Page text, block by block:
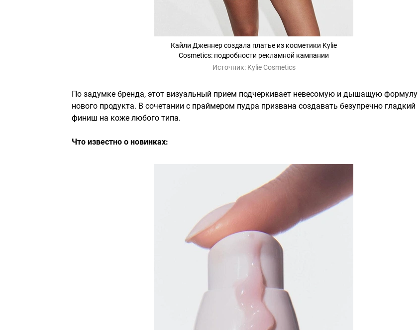
Кайли Дженнер создала платье из косметики Kylie
Cosmetics: подробности рекламной кампании
Источник: Kylie Cosmetics
По задумке бренда, этот визуальный прием подчеркивает невесомую и дышащую формулу
нового продукта. В сочетании с праймером пудра призвана создавать безупречно гладкий
финиш на коже любого типа.
Что известно о новинках: